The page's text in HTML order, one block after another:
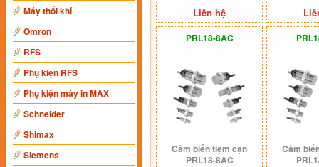
Máy thổi khí
Omron
RFS
Phụ kiện RFS
Phụ kiện máy in MAX
Schneider
Shimax
Siemens
Liên hệ
PRL18-8AC
Cảm biến tiệm cận
PRL18-8AC
Cảm